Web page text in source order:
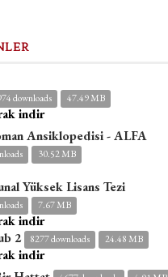
downloads 47.49 MB
indir
Ansiklopedisi - ALFA
30.52 MB
Yüksek Lisans Tezi
7.67 MB
indir
2
8277 downloads 24.48 MB
indir